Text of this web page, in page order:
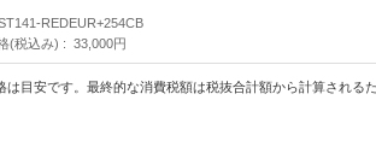
REDEUR+254CB
(税込み)
33,000円
目安です。最終的な消費税額は税抜合計額から計算される